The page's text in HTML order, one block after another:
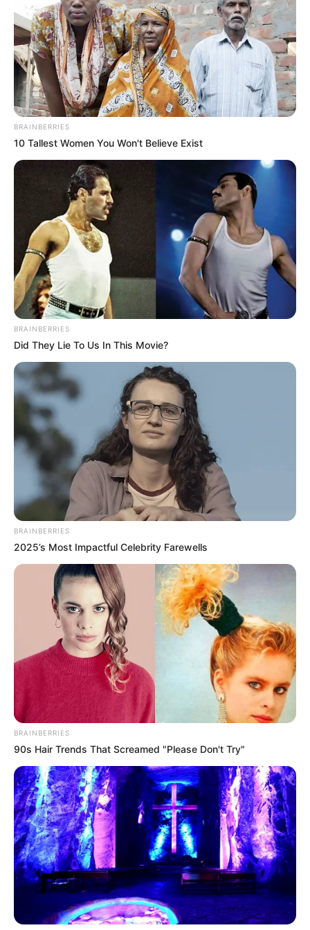
Freizeitparks sind auch gut für die Ausrichtung einer
Kindergeburtstagsfeiergeeignet.
Freizeitparks in Bad Wimpfen, Bad Friedrichshall,
Gundelsheim, Oedheim, Offenau und
Untereisesheim mit der weiteren Umgebung:
unmittelbar neben der Autobahn bei
Sinsheim aufgebaute Ausstellung. Genau
genommen handelt es sich um eine spektakuläre
Erlebniswelt mit begehbaren Flugzeugen, Technik zum
Anfassen und Ausprobieren, IMAX-Kino und weiteren
Überraschungen.
Erlebnispark Tripsdrill
Südlich von Brackenheim kann der älteste
werden. Es gibt hier mehr als 100
Achter- und Wildwasserbahnen auch Museen und ein
Wildpark gehören.
Links zu Freizeitparks in und um Bad Wimpfen,
Bad Friedrichshall, Gundelsheim, Oedheim,
Offenau und Untereisesheim:
Für Bad Wimpfen und Umgebung wurde kein
Freizeitpark erfasst. Alternativ kann aber auch unter
geschaut werden.
Hier geht es zu weiteren Ausflugszielen und
Sehenswürdigkeiten in und umBad Wimpfen
Ausflugsziele und Sehenswürdigkeiten in
Deutschland:
BRAINBERRIES
10 Tallest Women You Won't Believe Exist
BRAINBERRIES
Did They Lie To Us In This Movie?
BRAINBERRIES
2025’s Most Impactful Celebrity Farewells
BRAINBERRIES
90s Hair Trends That Screamed "Please Don't Try"